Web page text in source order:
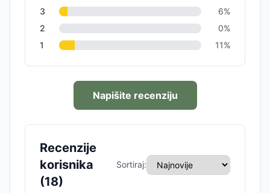
3
6%
2
0%
1
11%
Napišite recenziju
Recenzije
korisnika
(18)
Sortiraj: